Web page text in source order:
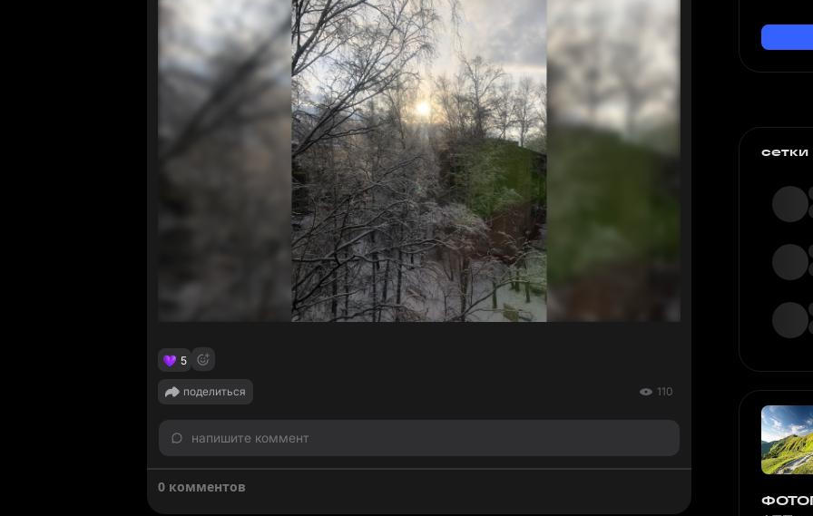
5
поделиться 110
напишите коммент
0 комментов
сетки